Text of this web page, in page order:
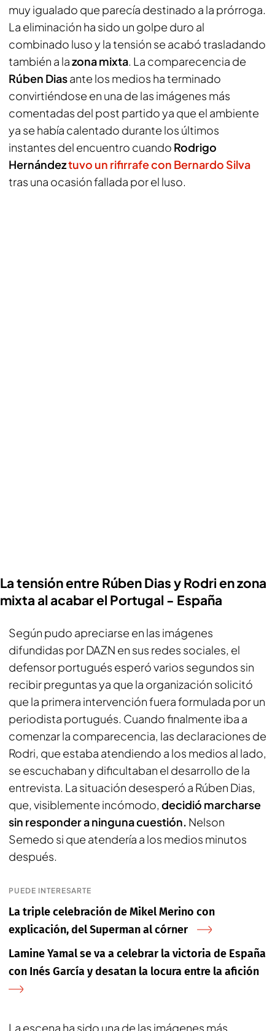
muy igualado que parecía destinado a la prórroga.
La eliminación ha sido un golpe duro al
combinado luso y la tensión se acabó trasladando
también a lazona mixta. La comparecencia de
Rúben Diasante los medios ha terminado
convirtiéndose en una de las imágenes más
comentadas del post partido ya que el ambiente
ya se había calentado durante los últimos
instantes del encuentro cuando Rodrigo
Hernándeztuvo un rifirrafe con Bernardo Silva
tras una ocasión fallada por el luso.
La tensión entre Rúben Dias y Rodri en zona
mixta al acabar el Portugal - España
Según pudo apreciarse en las imágenes
difundidas porDAZN en sus redes sociales, el
defensor portugués esperó varios segundos sin
recibir preguntas ya que la organización solicitó
que la primera intervención fuera formulada por un
periodista portugués. Cuando finalmente iba a
comenzar la comparecencia, las declaraciones de
Rodri, que estaba atendiendo a los medios al lado,
se escuchaban y dificultaban el desarrollo de la
entrevista. La situación desesperó a Rúben Dias,
que, visiblemente incómodo, decidió marcharse
sin responder a ninguna cuestión. Nelson
Semedo si que atendería a los medios minutos
después.
PUEDE INTERESARTE
La triple celebración de Mikel Merino con
explicación, del Superman al córner
Lamine Yamal se va a celebrar la victoria de España
con Inés García y desatan la locura entre la afición
La escena ha sido una de las imágenes más